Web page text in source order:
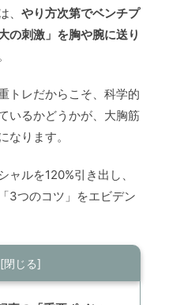
やり方次第でベンチプ
の刺激」を胸や腕に送り
トレだからこそ、科学的
いるかどうかが、大胸筋
なります。
ルを120%引き出し、
3つのコツ」をエビデン